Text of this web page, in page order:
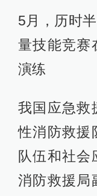
5月，历时
量技能竞赛
演练
我国应急救
性消防救援
队伍和社会
消防救援局